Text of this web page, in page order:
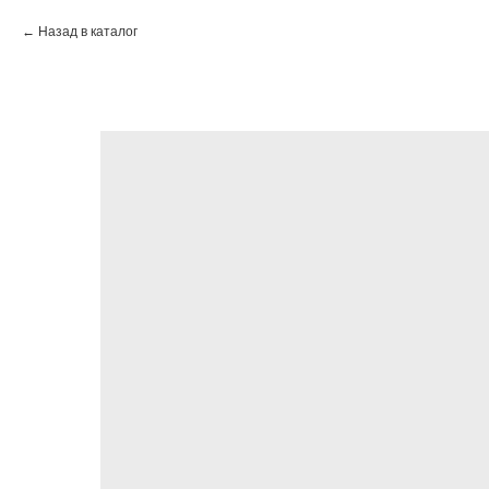
Назад в каталог